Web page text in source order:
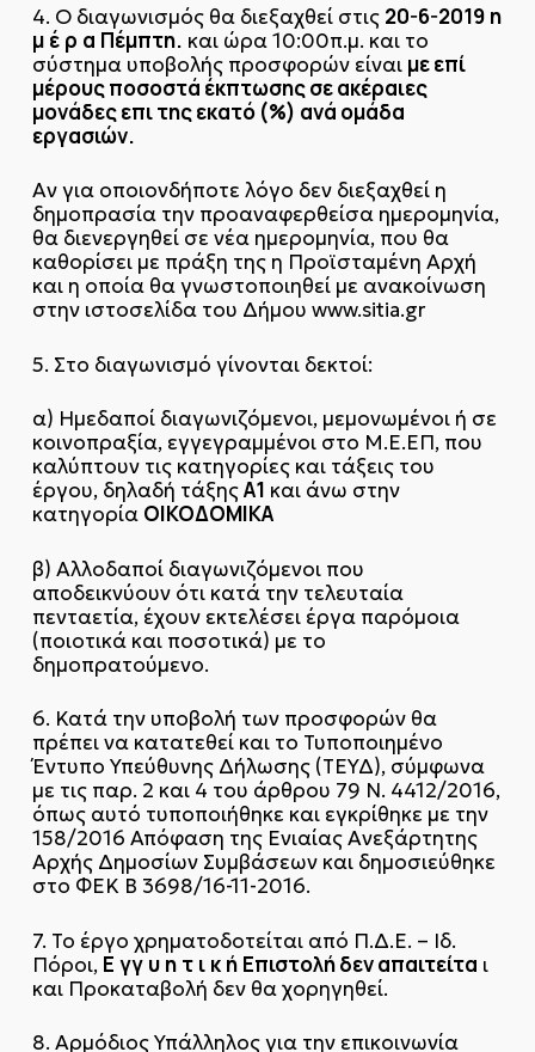
4. Ο διαγωνισμός θα διεξαχθεί στις 20-6-2019 η
μ έ ρ α Πέμπτη. και ώρα 10:00π.μ. και το
σύστημα υποβολής προσφορών είναι με επί
μέρους ποσοστά έκπτωσης σε ακέραιες
μονάδες επι της εκατό (%) ανά ομάδα
εργασιών.
Αν για οποιονδήποτε λόγο δεν διεξαχθεί η
δημοπρασία την προαναφερθείσα ημερομηνία,
θα διενεργηθεί σε νέα ημερομηνία, που θα
καθορίσει με πράξη της η Προϊσταμένη Αρχή
και η οποία θα γνωστοποιηθεί με ανακοίνωση
στην ιστοσελίδα του Δήμου www.sitia.gr
5. Στο διαγωνισμό γίνονται δεκτοί:
α) Ημεδαποί διαγωνιζόμενοι, μεμονωμένοι ή σε
κοινοπραξία, εγγεγραμμένοι στο Μ.Ε.ΕΠ, που
καλύπτουν τις κατηγορίες και τάξεις του
έργου, δηλαδή τάξηςΑ1 και άνω στην
κατηγορία ΟΙΚΟΔΟΜΙΚΑ
β) Αλλοδαποί διαγωνιζόμενοι που
αποδεικνύουν ότι κατά την τελευταία
πενταετία, έχουν εκτελέσει έργα παρόμοια
(ποιοτικά και ποσοτικά) με το
δημοπρατούμενο.
6. Κατά την υποβολή των προσφορών θα
πρέπει να κατατεθεί και το Τυποποιημένο
Έντυπο Υπεύθυνης Δήλωσης (ΤΕΥΔ), σύμφωνα
με τις παρ. 2 και 4 του άρθρου 79 Ν. 4412/2016,
όπως αυτό τυποποιήθηκε και εγκρίθηκε με την
158/2016 Απόφαση της Ενιαίας Ανεξάρτητης
Αρχής Δημοσίων Συμβάσεων και δημοσιεύθηκε
στο ΦΕΚ Β 3698/16-11-2016.
7. Το έργο χρηματοδοτείται από Π.Δ.Ε. – Ιδ.
Πόροι, Ε γγ υ η τ ι κ ή Επιστολή δεν απαιτείτα ι
και Προκαταβολή δεν θα χορηγηθεί.
8. Αρμόδιος Υπάλληλος για την επικοινωνία